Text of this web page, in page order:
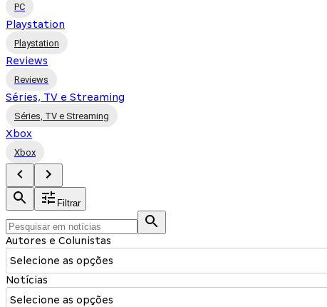
PC
Playstation
Playstation
Reviews
Reviews
Séries, TV e Streaming
Séries, TV e Streaming
Xbox
Xbox
Filtrar
Autores e Colunistas
Selecione as opções
Notícias
Selecione as opções